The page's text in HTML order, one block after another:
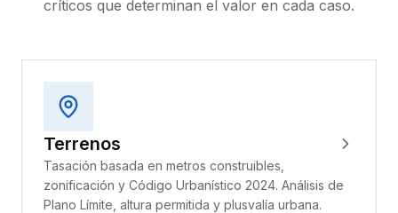
críticos que determinan el valor en cada caso.
Terrenos
Tasación basada en metros construibles,
zonificación y Código Urbanístico 2024. Análisis de
Plano Límite, altura permitida y plusvalía urbana.